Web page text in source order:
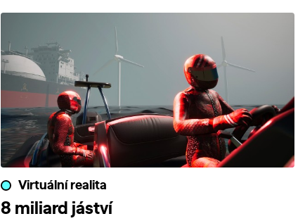
Virtuální realita
8 miliard jáství